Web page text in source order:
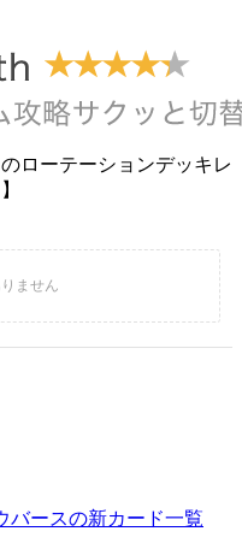
ローテーションデッキレ
バースの新カード一覧